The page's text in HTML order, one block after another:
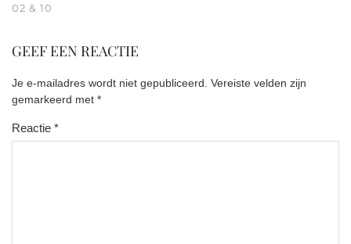
02 & 10
GEEF EEN REACTIE
Je e-mailadres wordt niet gepubliceerd. Vereiste velden zijn
gemarkeerd met *
Reactie *